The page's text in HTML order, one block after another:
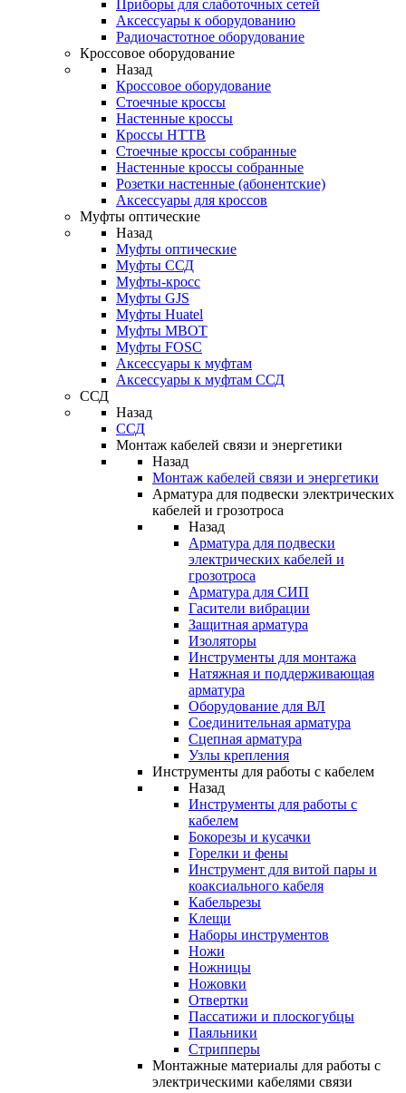
Приборы для слаботочных сетей
Аксессуары к оборудованию
Радиочастотное оборудование
Кроссовое оборудование
Назад
Кроссовое оборудование
Стоечные кроссы
Настенные кроссы
Кроссы HTTB
Стоечные кроссы собранные
Настенные кроссы собранные
Розетки настенные (абонентские)
Аксессуары для кроссов
Муфты оптические
Назад
Муфты оптические
Муфты ССД
Муфты-кросс
Муфты GJS
Муфты Huatel
Муфты МВОТ
Муфты FOSC
Аксессуары к муфтам
Аксессуары к муфтам ССД
ССД
Назад
ССД
Монтаж кабелей связи и энергетики
Назад
Монтаж кабелей связи и энергетики
Арматура для подвески электрических
кабелей и грозотроса
Назад
Арматура для подвески
электрических кабелей и
грозотроса
Арматура для СИП
Гасители вибрации
Защитная арматура
Изоляторы
Инструменты для монтажа
Натяжная и поддерживающая
арматура
Оборудование для ВЛ
Соединительная арматура
Сцепная арматура
Узлы крепления
Инструменты для работы с кабелем
Назад
Инструменты для работы с
кабелем
Бокорезы и кусачки
Горелки и фены
Инструмент для витой пары и
коаксиального кабеля
Кабельрезы
Клещи
Наборы инструментов
Ножи
Ножницы
Ножовки
Отвертки
Пассатижи и плоскогубцы
Паяльники
Стрипперы
Монтажные материалы для работы с
электрическими кабелями связи